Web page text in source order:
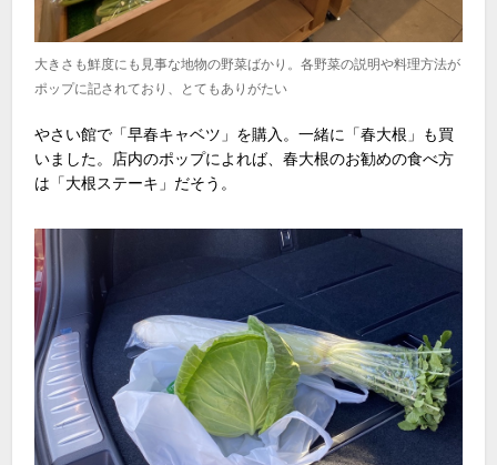
大きさも鮮度にも見事な地物の野菜ばかり。各野菜の説明や料理方法が
ポップに記されており、とてもありがたい
やさい館で「早春キャベツ」を購入。一緒に「春大根」も買
いました。店内のポップによれば、春大根のお勧めの食べ方
は「大根ステーキ」だそう。